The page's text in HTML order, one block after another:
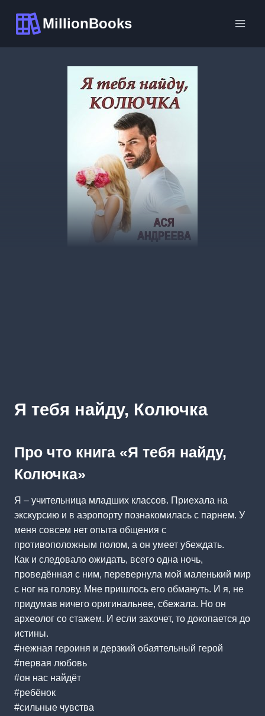
содержимому
MillionBooks
Я тебя найду, Колючка
Про что книга «Я тебя найду,
Колючка»
Я – учительница младших классов. Приехала на
экскурсию и в аэропорту познакомилась с парнем. У
меня совсем нет опыта общения с
противоположным полом, а он умеет убеждать.
Как и следовало ожидать, всего одна ночь,
проведённая с ним, перевернула мой маленький мир
с ног на голову. Мне пришлось его обмануть. И я, не
придумав ничего оригинальнее, сбежала. Но он
археолог со стажем. И если захочет, то докопается до
истины.
#нежная героиня и дерзкий обаятельный герой
#первая любовь
#он нас найдёт
#ребёнок
#сильные чувства